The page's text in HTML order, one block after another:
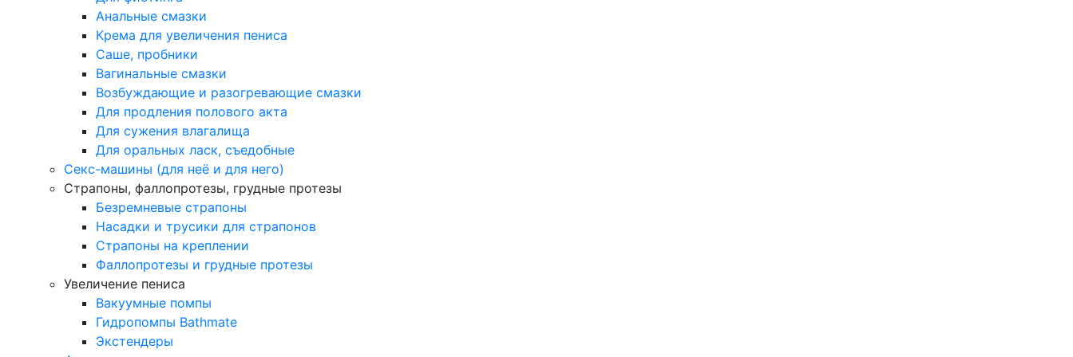
Анальные смазки
Крема для увеличения пениса
Саше, пробники
Вагинальные смазки
Возбуждающие и разогревающие смазки
Для продления полового акта
Для сужения влагалища
Для оральных ласк, съедобные
Секс-машины (для неё и для него)
Страпоны, фаллопротезы, грудные протезы
Безремневые страпоны
Насадки и трусики для страпонов
Страпоны на креплении
Фаллопротезы и грудные протезы
Увеличение пениса
Вакуумные помпы
Гидропомпы Bathmate
Экстендеры